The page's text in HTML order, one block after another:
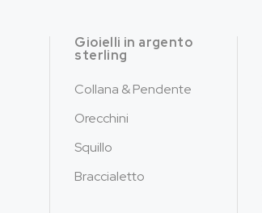
Gioielli in argento
sterling
Collana & Pendente
Orecchini
Squillo
Braccialetto